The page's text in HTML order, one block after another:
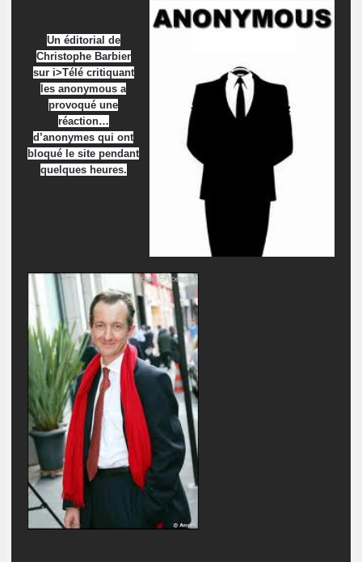
Un éditorial de
Christophe Barbier
sur i>Télé critiquant
les anonymous a
provoqué une
réaction…
d’anonymes qui ont
bloqué le site pendant
quelques heures.